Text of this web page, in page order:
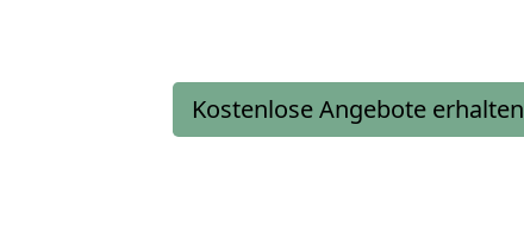
Kostenlose Angebote erhalten